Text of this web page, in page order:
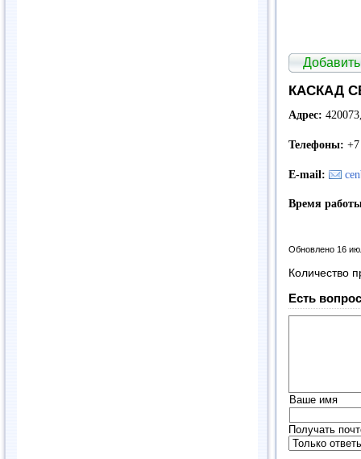
КАСКАД
Адрес:
Телефоны:
E-mail:
Время
Обновлено 16
Количество
Есть
Ваше имя
Получать